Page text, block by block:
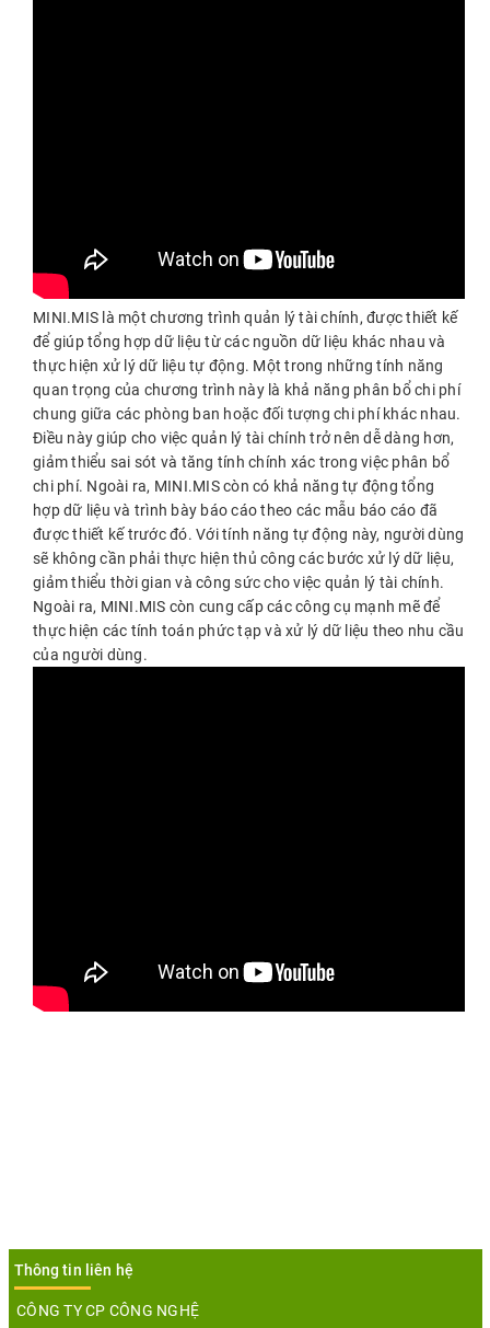
MINI.MIS là một chương trình quản lý tài chính, được thiết kế
để giúp tổng hợp dữ liệu từ các nguồn dữ liệu khác nhau và
thực hiện xử lý dữ liệu tự động. Một trong những tính năng
quan trọng của chương trình này là khả năng phân bổ chi phí
chung giữa các phòng ban hoặc đối tượng chi phí khác nhau.
Điều này giúp cho việc quản lý tài chính trở nên dễ dàng hơn,
giảm thiểu sai sót và tăng tính chính xác trong việc phân bổ
chi phí. Ngoài ra, MINI.MIS còn có khả năng tự động tổng
hợp dữ liệu và trình bày báo cáo theo các mẫu báo cáo đã
được thiết kế trước đó. Với tính năng tự động này, người dùng
sẽ không cần phải thực hiện thủ công các bước xử lý dữ liệu,
giảm thiểu thời gian và công sức cho việc quản lý tài chính.
Ngoài ra, MINI.MIS còn cung cấp các công cụ mạnh mẽ để
thực hiện các tính toán phức tạp và xử lý dữ liệu theo nhu cầu
của người dùng.
Thông tin liên hệ
CÔNG TY CP CÔNG NGHỆ